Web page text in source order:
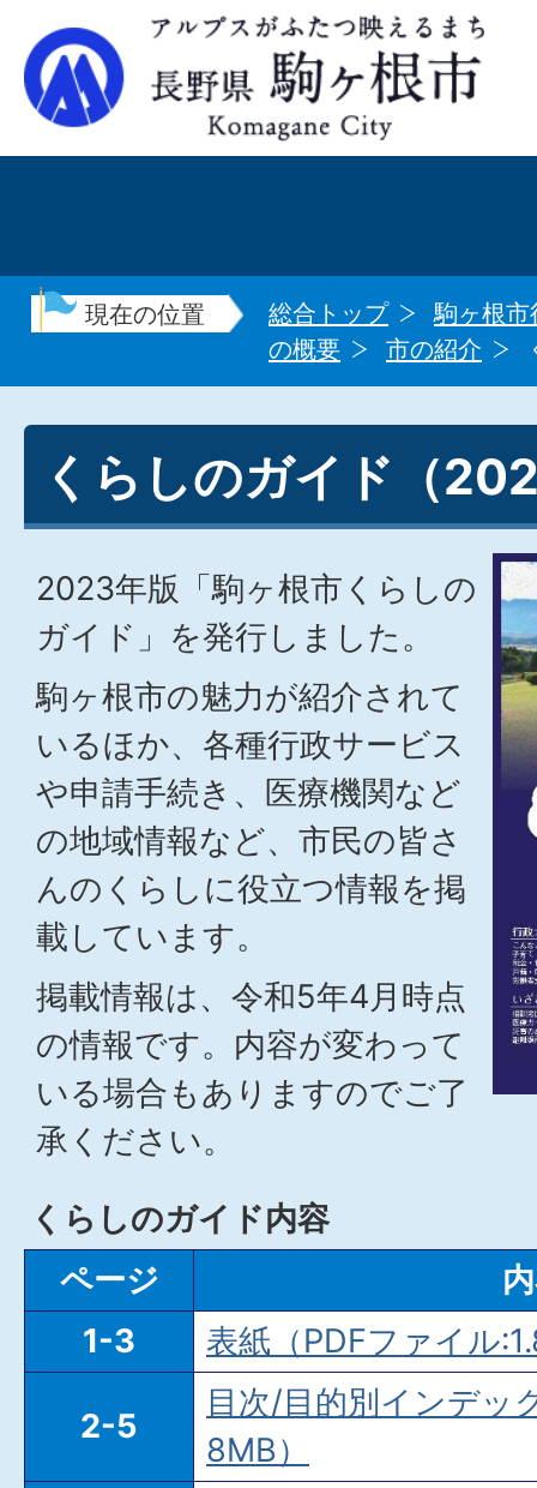
現在の位置 総合トップ
駒ヶ根市
の概要
市の紹介
くらしのガイド（
2023年版「駒ヶ根市くらしの
ガイド」を発行しました。
駒ヶ根市の魅力が紹介されて
いるほか、各種行政サービス
や申請手続き、医療機関など
の地域情報など、市民の皆さ
んのくらしに役立つ情報を掲
載しています。
掲載情報は、令和5年4月時点
の情報です。内容が変わって
いる場合もありますのでご了
承ください。
くらしのガイド内容
ページ
1-3
表紙（PDFファイル
2-5
目次/目的別インデッ
8MB）